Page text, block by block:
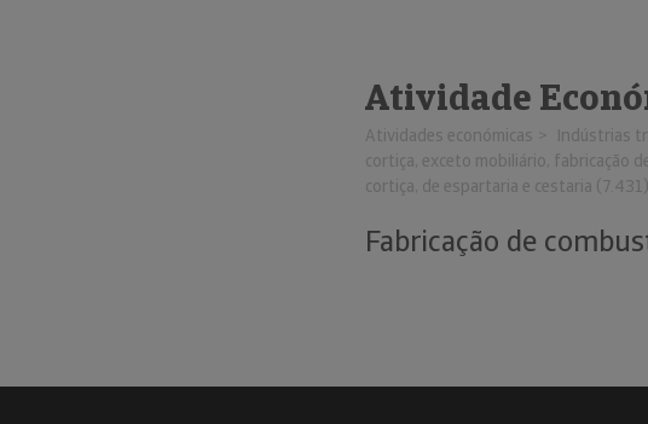
Atividade
Atividades económicas Indústrias
cortiça, exceto mobiliário, fabricação
cortiça, de espartaria e cestaria (7.431)
Fabricação de